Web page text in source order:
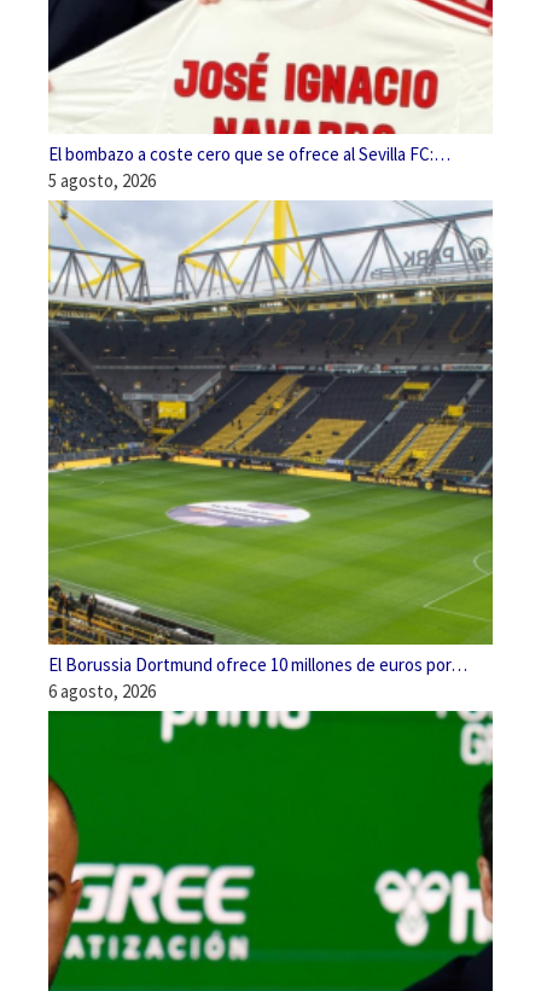
El bombazo a coste cero que se ofrece al Sevilla FC:…
5 agosto, 2026
El Borussia Dortmund ofrece 10 millones de euros por…
6 agosto, 2026